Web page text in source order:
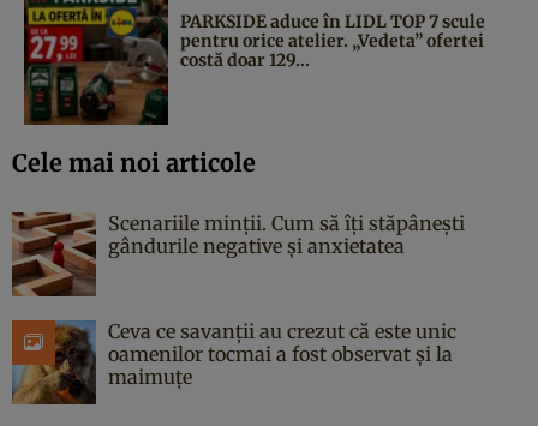
PARKSIDE aduce în LIDL TOP 7 scule
pentru orice atelier. „Vedeta” ofertei
costă doar 129...
Cele mai noi articole
Scenariile minții. Cum să îți stăpânești
gândurile negative și anxietatea
Ceva ce savanții au crezut că este unic
oamenilor tocmai a fost observat și la
maimuțe